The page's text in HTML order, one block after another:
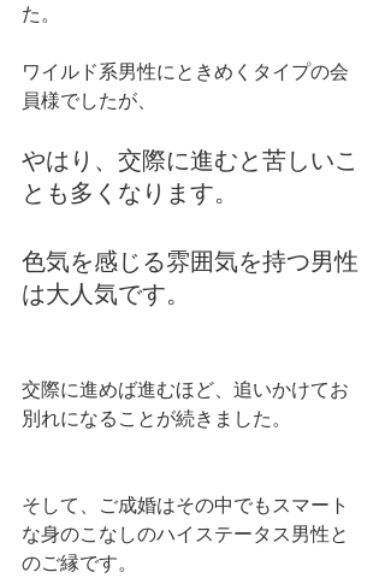
た。
ワイルド系男性にときめくタイプの会
員様でしたが、
やはり、交際に進むと苦しいこ
とも多くなります。
色気を感じる雰囲気を持つ男性
は大人気です。
交際に進めば進むほど、追いかけてお
別れになることが続きました。
そして、ご成婚はその中でもスマート
な身のこなしのハイステータス男性と
のご縁です。